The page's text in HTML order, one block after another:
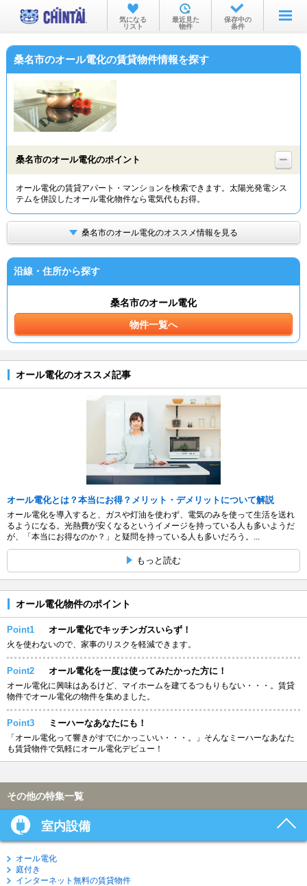
お部屋を探す
沿線・駅から
物件特集から
TOP
気になる
リスト
最近見た
物件
保存中の
条件
桑名市のオール電化の賃貸物件情報を探す
桑名市のオール電化のポイント
オール電化の賃貸アパート・マンションを検索できます。太陽光発電シス
テムを併設したオール電化物件なら電気代もお得。
桑名市のオール電化のオススメ情報を見る
沿線・住所から探す
桑名市のオール電化
物件一覧へ
オール電化のオススメ記事
オール電化とは？本当にお得？メリット・デメリットについて解説
オール電化を導入すると、ガスや灯油を使わず、電気のみを使って生活を送れ
るようになる。光熱費が安くなるというイメージを持っている人も多いようだ
が、「本当にお得なのか？」と疑問を持っている人も多いだろう。...
もっと読む
オール電化物件のポイント
Point1 オール電化でキッチンガスいらず！
火を使わないので、家事のリスクを軽減できます。
Point2 オール電化を一度は使ってみたかった方に！
オール電化に興味はあるけど、マイホームを建てるつもりもない・・・。賃貸
物件でオール電化の物件を集めました。
Point3 ミーハーなあなたにも！
「オール電化って響きがすでにかっこいい・・・。」そんなミーハーなあなた
も賃貸物件で気軽にオール電化デビュー！
その他の特集一覧
室内設備
オール電化
庭付き
インターネット無料の賃貸物件